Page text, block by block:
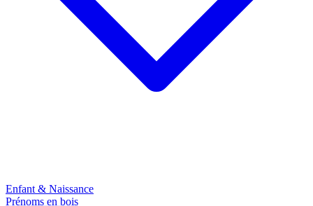
Enfant & Naissance
Prénoms en bois